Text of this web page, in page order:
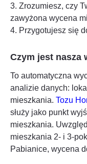
3. Zrozumiesz, czy
zawyżona wycena
4. Przygotujesz się
Czym jest nasza
To automatyczna
analizie danych:
mieszkania. Tozu
służy jako punkt
mieszkania.
mieszkania 2- i 3-
Pabianice, wycena